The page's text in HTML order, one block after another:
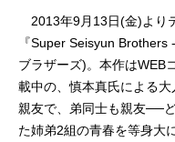
2013年9月13日(金)より
『Super Seisyun
ブラザーズ)。本作はWEB
載中の、慎本真氏による
親友で、弟同士も親友──
た姉弟2組の青春を等身大